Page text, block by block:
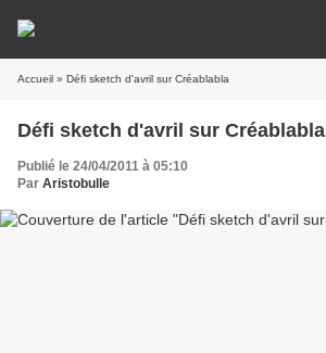
Accueil » Défi sketch d'avril sur Créablabla
Défi sketch d'avril sur Créablabla
Publié le 24/04/2011 à 05:10
Par Aristobulle